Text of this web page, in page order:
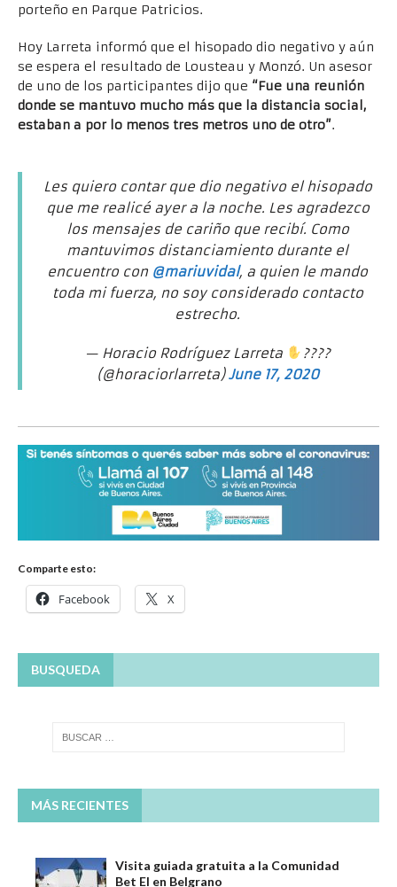
porteño en Parque Patricios.
Hoy Larreta informó que el hisopado dio negativo y aún
se espera el resultado de Lousteau y Monzó. Un asesor
de uno de los participantes dijo que “Fue una reunión
donde se mantuvo mucho más que la distancia social,
estaban a por lo menos tres metros uno de otro”.
Les quiero contar que dio negativo el hisopado
que me realicé ayer a la noche. Les agradezco
los mensajes de cariño que recibí. Como
mantuvimos distanciamiento durante el
encuentro con @mariuvidal, a quien le mando
toda mi fuerza, no soy considerado contacto
estrecho.
— Horacio Rodríguez Larreta
????
(@horaciorlarreta)June 17, 2020
Comparte esto:
Facebook X
BUSQUEDA
MÁS RECIENTES
Visita guiada gratuita a la Comunidad
Bet El en Belgrano